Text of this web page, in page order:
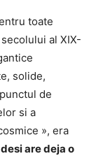
toate
al XIX-
solide,
de
si a
», era
are deja o